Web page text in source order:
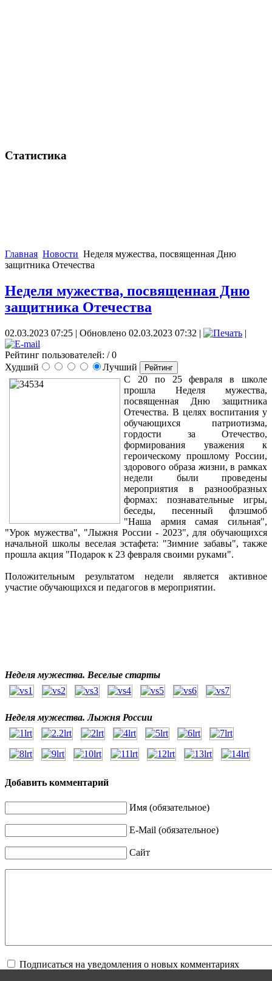
Статистика
Главная Новости Неделя мужества, посвященная Дню
защитника Отечества
Неделя мужества, посвященная Дню
защитника Отечества
02.03.2023 07:25 | Обновлено 02.03.2023 07:32 | |
Рейтинг пользователей: / 0
Худший
Лучший
С 20 по 25 февраля в школе
прошла Неделя мужества,
посвященная Дню защитника
Отечества. В целях воспитания у
обучающихся патриотизма,
гордости за Отечество,
формирования уважения к
героическому прошлому России,
здорового образа жизни, в рамках
недели были проведены
мероприятия в разнообразных
формах: познавательные игры,
беседы, песенный флэшмоб
"Наша армия самая сильная",
"Урок мужества", "Лыжня России - 2023", для обучающихся
начальной школы веселая эстафета: "Зимние забавы", также
прошла акция "Подарок к 23 февраля своими руками".
Положительным результатом недели является активное
участие обучающихся и педагогов в мероприятии.
Неделя мужества. Веселые старты
Неделя мужества. Лыжня России
Добавить комментарий
Имя (обязательное)
E-Mail (обязательное)
Сайт
Подписаться на уведомления о новых комментариях